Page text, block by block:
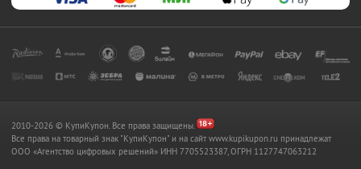
2010-2026 © КупиКупон. Все права защищены.
Все права на товарный знак "КупиКупон" и на сайт www.kupikupon.ru принадлежат
OOO «Агентство цифровых решений» ИНН 7705523387, ОГРН 1127747063212